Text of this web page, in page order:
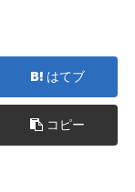
はてブ
コピー